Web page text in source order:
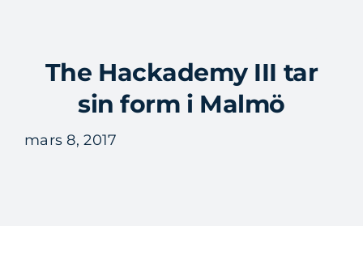
innehålletThe Hackademy III tar
sin form i Malmö
mars 8, 2017